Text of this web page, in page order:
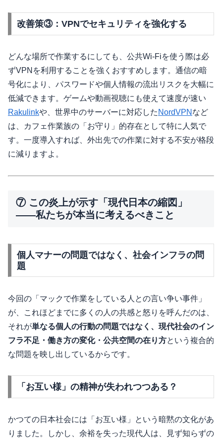
改善策③：VPNでセキュリティを強化する
どんな場所で作業するにしても、公共Wi-Fiを使う際は必
ずVPNを利用することを強くおすすめします。通信の暗
号化により、パスワードや個人情報の流出リスクを大幅に
低減できます。ゲームや動画視聴にも使えて速度が速い
Rakulinkや、世界中のサーバーに対応した NordVPN など
は、カフェ作業族の「お守り」的存在として特に人気で
す。一度導入すれば、外出先での作業に対する不安が格段
に減りますよ。
⑦ この炎上が示す「現代日本の縮図」
——私たちが本当に考えるべきこと
個人マナーの問題ではなく、社会インフラの問
題
今回の「マックで作業をしている人との言い争い事件」
が、これほどまでに多くの人の共感と怒りを呼んだのは、
それが単なる個人の行動の問題ではなく、現代社会のイン
フラ不足・働き方の変化・公共空間の在り方という複合的
な問題を映し出しているからです。
「お互い様」の精神が失われつつある？
かつての日本社会には「お互い様」という暗黙の文化があ
りました。しかし、余裕を失った現代人は、見ず知らずの